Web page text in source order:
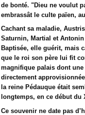
de bonté. "Dieu ne voulut
embrassât le culte païen,
Cachant sa maladie,
Saturnin, Martial et
Baptisée, elle guérit, mais
que le roi son père lui fit
magnifique palais dont
directement
la reine Pédauque était
longtemps, en ce début du
Ce souvenir ne date pas